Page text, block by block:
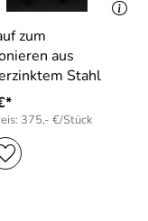
zum
aus
Stahl
375,- €/Stück